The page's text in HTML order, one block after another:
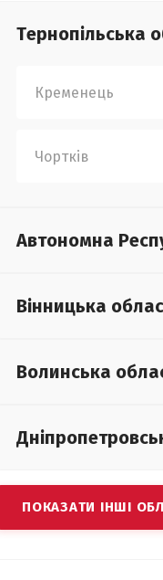
Тернопільська
Кременець
Чортків
Автономна
Вінницька
Волинська
ПОКАЗАТИ ІНШІ